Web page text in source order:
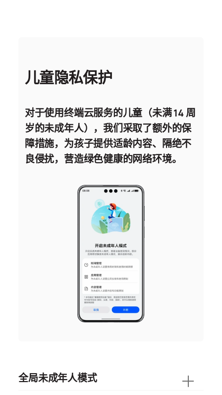
儿童隐私保护
对于使用终端云服务的儿童（未满 14 周
岁的未成年人），我们采取了额外的保
障措施，为孩子提供适龄内容、隔绝不
良侵扰，营造绿色健康的网络环境。
全局未成年人模式